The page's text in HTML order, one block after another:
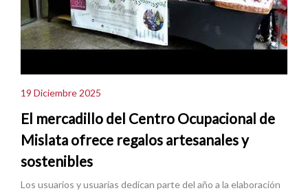
19 Diciembre 2025
El mercadillo del Centro Ocupacional de
Mislata ofrece regalos artesanales y
sostenibles
Los usuarios y usuarias dedican parte del año a la elaboración